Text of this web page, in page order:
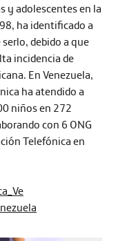
y adolescentes en la
ha identificado a
debido a que
incidencia de
En Venezuela,
ha atendido a
niños en 272
con 6 ONG
Telefónica en